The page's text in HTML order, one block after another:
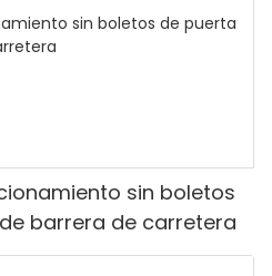
sin boletos
barrera de carretera